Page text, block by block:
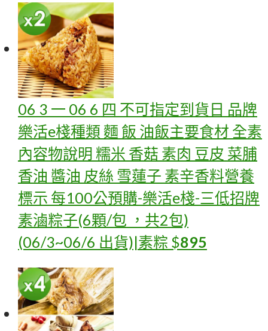
06 3 一 06 6 四 不可指定到貨日 品牌
樂活e棧種類 麵 飯 油飯主要食材 全素
內容物說明 糯米 香菇 素肉 豆皮 菜脯
香油 醬油 皮絲 雪蓮子 素辛香料營養
標示 每100公預購-樂活e棧-三低招牌
素滷粽子(6顆/包 ，共2包)
(06/3~06/6 出貨)|素粽 $895